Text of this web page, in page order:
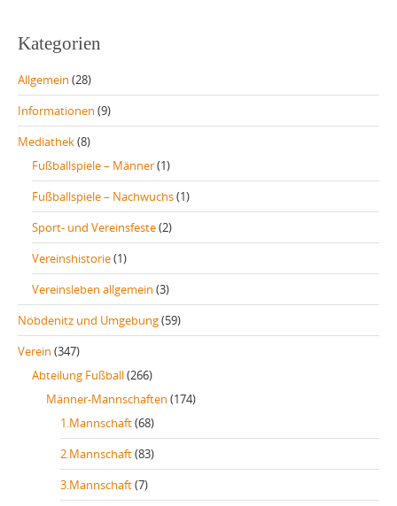
Kategorien
Allgemein (28)
Informationen (9)
Mediathek(8)
Fußballspiele – Männer(1)
Fußballspiele – Nachwuchs(1)
Sport- und Vereinsfeste(2)
Vereinshistorie(1)
Vereinsleben allgemein (3)
Nöbdenitz und Umgebung(59)
Verein (347)
Abteilung Fußball(266)
Männer-Mannschaften (174)
1.Mannschaft(68)
2.Mannschaft(83)
3.Mannschaft(7)